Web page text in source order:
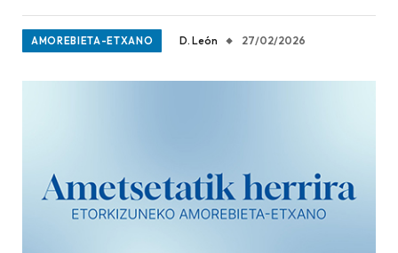
AMOREBIETA-ETXANO D. León 27/02/2026